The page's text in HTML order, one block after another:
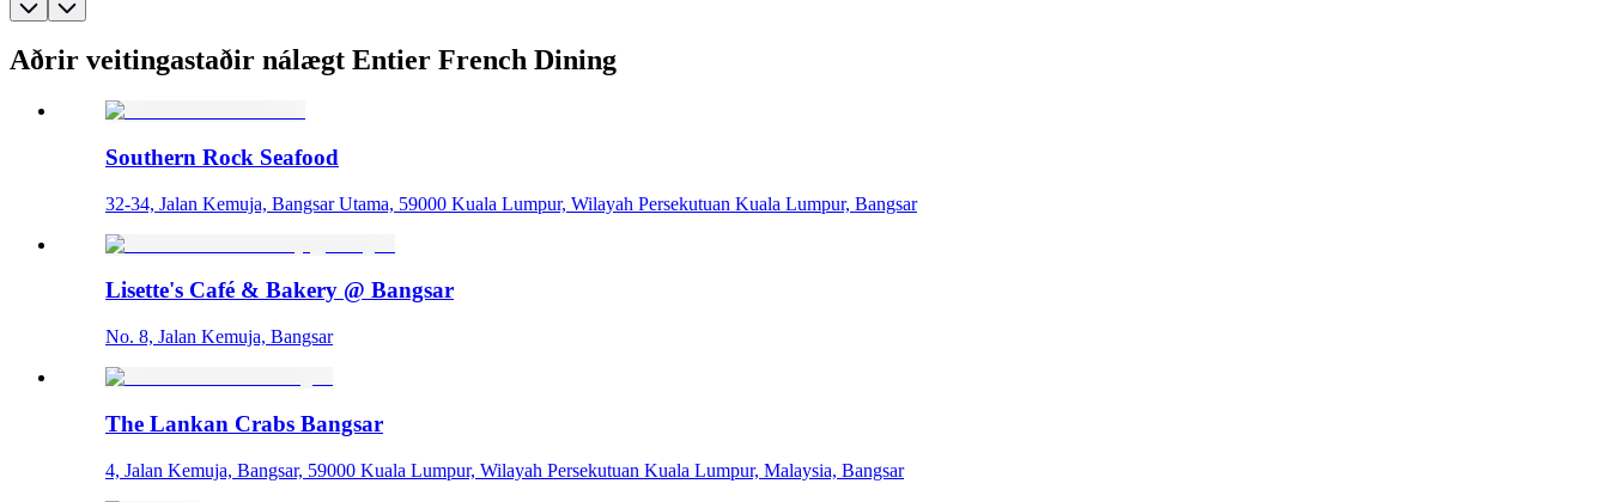
Aðrir veitingastaðir nálægt Entier French Dining
Southern Rock Seafood
32-34, Jalan Kemuja, Bangsar Utama, 59000 Kuala Lumpur, Wilayah Persekutuan Kuala Lumpur, Bangsar
Lisette's Café & Bakery @ Bangsar
No. 8, Jalan Kemuja, Bangsar
The Lankan Crabs Bangsar
4, Jalan Kemuja, Bangsar, 59000 Kuala Lumpur, Wilayah Persekutuan Kuala Lumpur, Malaysia, Bangsar